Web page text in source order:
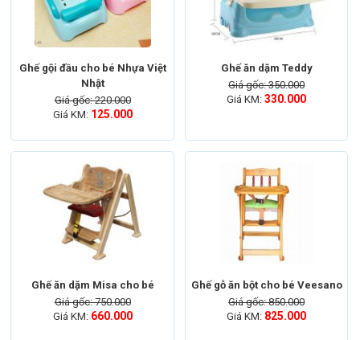
Ghế gội đầu cho bé Nhựa Việt
Nhật
Giá gốc: 220.000
Giá KM: 125.000
Ghế ăn dặm Teddy
Giá gốc: 350.000
Giá KM:330.000
Ghế ăn dặm Misa cho bé
Giá gốc: 750.000
Giá KM: 660.000
Ghế gỗ ăn bột cho bé Veesano
Giá gốc: 850.000
Giá KM: 825.000